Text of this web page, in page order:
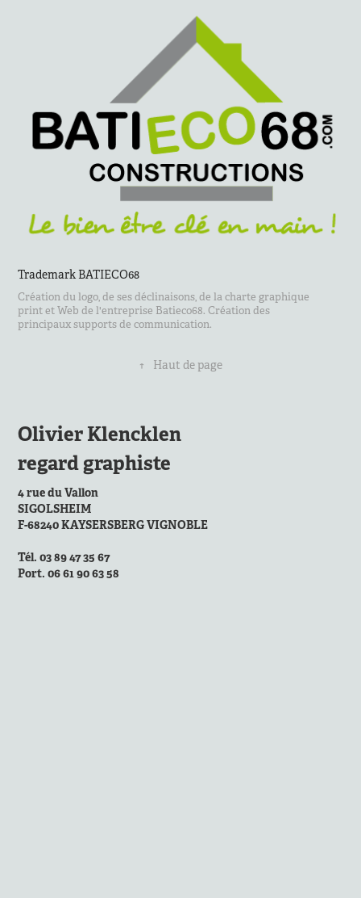
Trademark BATIECO68
Création du logo, de ses déclinaisons, de la charte graphique
print et Web de l'entreprise Batieco68. Création des
principaux supports de communication.
↑ Haut de page
Olivier Klencklen
regard graphiste
4 rue du Vallon
SIGOLSHEIM
F-68240 KAYSERSBERG VIGNOBLE
Tél. 03 89 47 35 67
Port. 06 61 90 63 58